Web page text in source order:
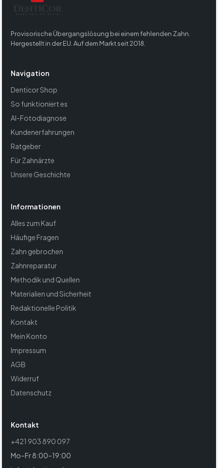
Provisorische Übergangslösung bei einem fehlenden Zahn.
Hergestellt in der EU. Auf dem Markt seit 2018.
Navigation
Denticor Shop
So funktioniert es
AI-Fotodiagnose
Kundenerfahrungen
Ratgeber
Für Zahnärzte
Unsere Geschichte
Informationen
Alles zum Kauf
Häufige Fragen
Zahn gebrochen
Zahnreparatur
Methodik und Quellen
Materialien und Sicherheit
Redaktionelle Politik
Kontakt
Mein Konto
Impressum
AGB
Widerruf
Datenschutz
Kontakt
+421 903 890 097
Mo–Fr 8:00–19:00